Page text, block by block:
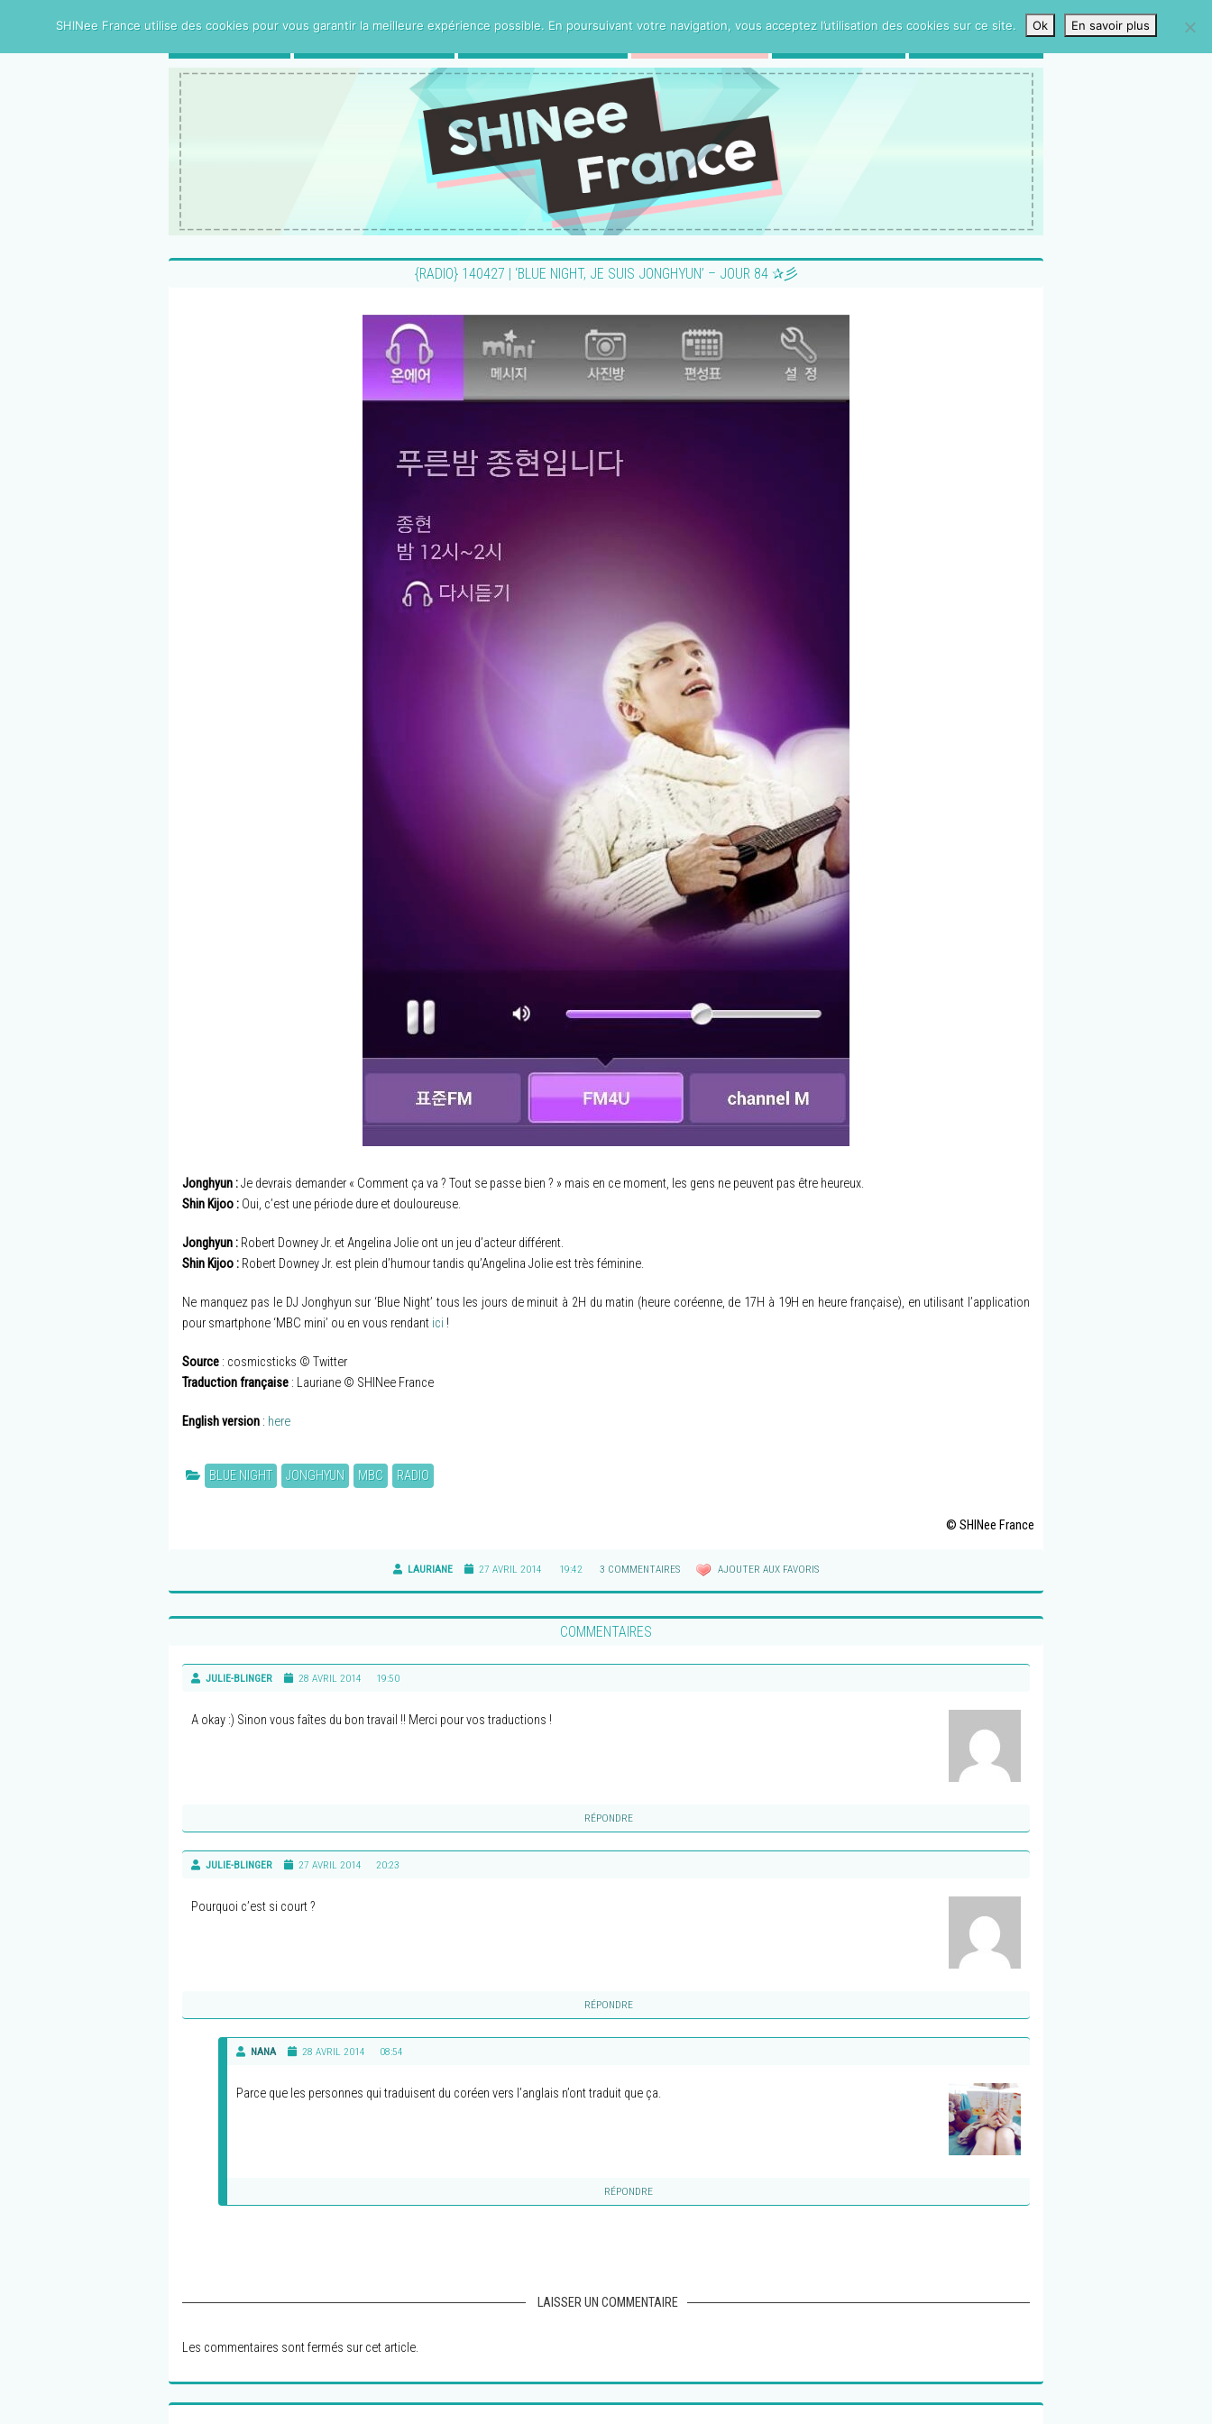
{RADIO} 140427 | ‘BLUE NIGHT, JE SUIS JONGHYUN’ – JOUR 84 ✰彡
Jonghyun :Je devrais demander « Comment ça va ? Tout se passe bien ? » mais en ce moment, les gens ne peuvent pas être heureux.
Shin Kijoo : Oui, c’est une période dure et douloureuse.
Jonghyun : Robert Downey Jr. et Angelina Jolie ont un jeu d’acteur différent.
Shin Kijoo : Robert Downey Jr. est plein d’humour tandis qu’Angelina Jolie est très féminine.
Ne manquez pas le DJ Jonghyun sur ‘Blue Night’ tous les jours de minuit à 2H du matin (heure coréenne, de 17H à 19H en heure française), en utilisant l’application
pour smartphone ‘MBC mini’ ou en vous rendant ici !
Source : cosmicsticks © Twitter
Traduction française : Lauriane © SHINee France
English version : here
BLUE NIGHT JONGHYUN MBC RADIO
© SHINee France
LAURIANE 27 AVRIL 2014 19:42 3 COMMENTAIRES AJOUTER AUX FAVORIS
COMMENTAIRES
JULIE-BLINGER 28 AVRIL 2014 19:50
A okay :) Sinon vous faîtes du bon travail !! Merci pour vos traductions !
RÉPONDRE
JULIE-BLINGER 27 AVRIL 2014 20:23
Pourquoi c’est si court ?
RÉPONDRE
NANA 28 AVRIL 2014 08:54
Parce que les personnes qui traduisent du coréen vers l’anglais n’ont traduit que ça.
RÉPONDRE
LAISSER UN COMMENTAIRE
Les commentaires sont fermés sur cet article.
SHINee France utilise des cookies pour vous garantir la meilleure expérience possible. En poursuivant votre navigation, vous acceptez l’utilisation des cookies sur ce site. Ok En savoir plus